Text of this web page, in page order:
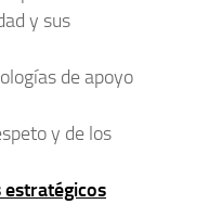
y sus
de apoyo
y de los
estratégicos